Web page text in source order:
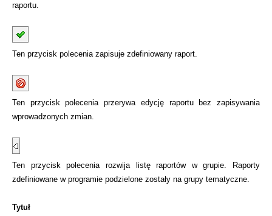
raportu.
Ten przycisk polecenia zapisuje zdefiniowany raport.
Ten przycisk polecenia przerywa edycję raportu bez zapisywania
wprowadzonych zmian.
Ten przycisk polecenia rozwija listę raportów w grupie. Raporty
zdefiniowane w programie podzielone zostały na grupy tematyczne.
Tytuł